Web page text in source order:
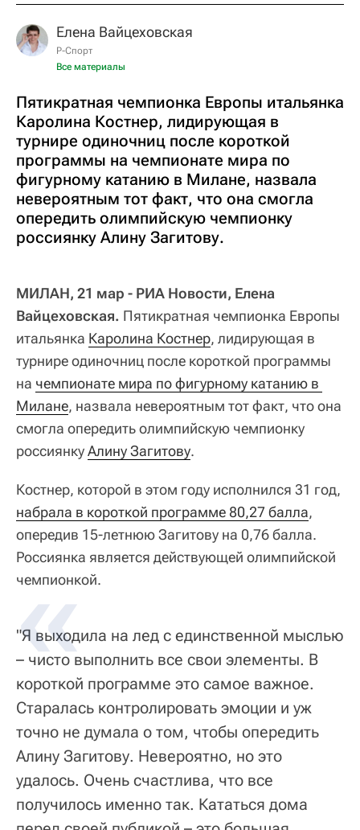
Елена Вайцеховская
Р-Спорт
Все материалы
Пятикратная чемпионка Европы итальянка
Каролина Костнер, лидирующая в
турнире одиночниц после короткой
программы на чемпионате мира по
фигурному катанию в Милане, назвала
невероятным тот факт, что она смогла
опередить олимпийскую чемпионку
россиянку Алину Загитову.
МИЛАН, 21 мар - РИА Новости, Елена
Вайцеховская. Пятикратная чемпионка Европы
итальянка Каролина Костнер, лидирующая в
турнире одиночниц после короткой программы
на чемпионате мира по фигурному катанию в
Милане, назвала невероятным тот факт, что она
смогла опередить олимпийскую чемпионку
россиянкуАлину Загитову.
Костнер, которой в этом году исполнился 31 год,
набрала в короткой программе 80,27 балла,
опередив 15-летнюю Загитову на 0,76 балла.
Россиянка является действующей олимпийской
чемпионкой.
"Я выходила на лед с единственной мыслью
– чисто выполнить все свои элементы. В
короткой программе это самое важное.
Старалась контролировать эмоции и уж
точно не думала о том, чтобы опередить
Алину Загитову. Невероятно, но это
удалось. Очень счастлива, что все
получилось именно так. Кататься дома